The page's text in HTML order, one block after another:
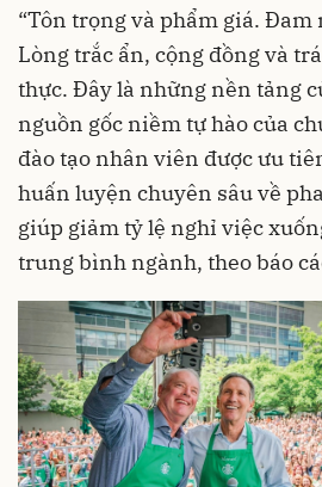
“Tôn trọng và phẩm giá. Đam
Lòng trắc ẩn, cộng đồng và
thực. Đây là những nền tảng
nguồn gốc niềm tự hào của
đào tạo nhân viên được ưu
huấn luyện chuyên sâu về
giúp giảm tỷ lệ nghỉ việc
trung bình ngành, theo báo